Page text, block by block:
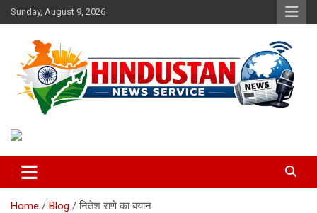
Skip
to
Sunday, August 9, 2026
Hindustan News Service
Home Blog नितेश राणे का बयान